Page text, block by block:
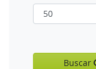
Buscar